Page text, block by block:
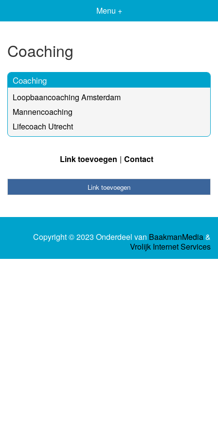
Menu +
Coaching
Coaching
Loopbaancoaching Amsterdam
Mannencoaching
Lifecoach Utrecht
Link toevoegen Contact
Link toevoegen
Copyright © 2023 Onderdeel van BaakmanMedia&
Vrolijk Internet Services